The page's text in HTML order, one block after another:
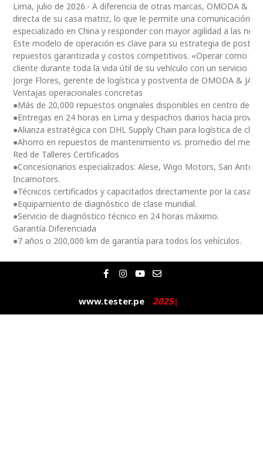
Lima, julio de 2026.- A diferencia de otras marcas, OMODA &
directa de su casa matriz, lo que le permite una comunicación
especializado en China y responder con mayor agilidad a las
Este modelo de operación es clave para su estrategia de
repuestos garantizada y costos competitivos. «Operar como
cliente durante toda la vida útil de su vehículo con un servicio
Jorge Flores, gerente de logística y postventa de OMODA &
Ventajas operacionales concretas
●Más de 20,000 repuestos originales disponibles en centro de
●Entregas en 24 horas en Lima y despachos diarios hacia
●Alianza estratégica con DHL Supply Chain para logística de
●Ahorro en repuestos de mantenimiento vs. promedio del
Red de Talleres Certificados
●Concesionarios especializados: Alese, Wigo Motors, San
Incamotors.
●Técnicos certificados y capacitados directamente por la casa
●Equipamiento de diagnóstico de clase mundial.
●Servicio de diagnóstico técnico en 24 horas máximo.
Garantía Diferenciada
●7 años o 200,000 km de garantía para todos los vehículos.
F
a
e
b
o
I
n
t
a
g
Y
o
t
u
b
E
n
e
l
o
www.tester.pe 2025|